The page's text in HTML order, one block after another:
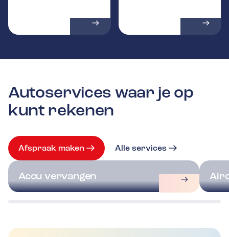
Autoservices waar je op
kunt rekenen
Afspraak maken Alle services
Accu vervangen